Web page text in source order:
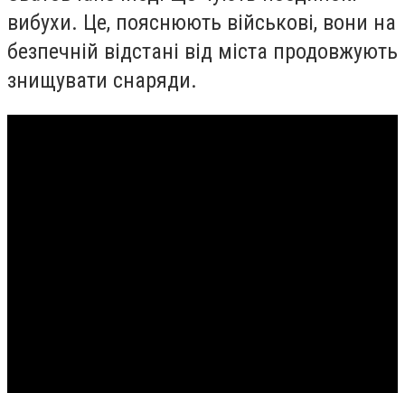
вибухи. Це, пояснюють військові, вони на
безпечній відстані від міста продовжують
знищувати снаряди.